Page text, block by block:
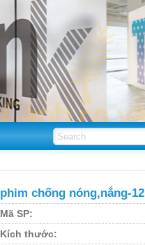
phim chống nóng,nắng-12
Mã SP:
Kích thước: